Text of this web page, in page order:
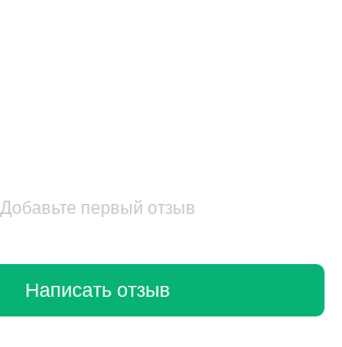
Добавьте первый отзыв
Написать отзыв